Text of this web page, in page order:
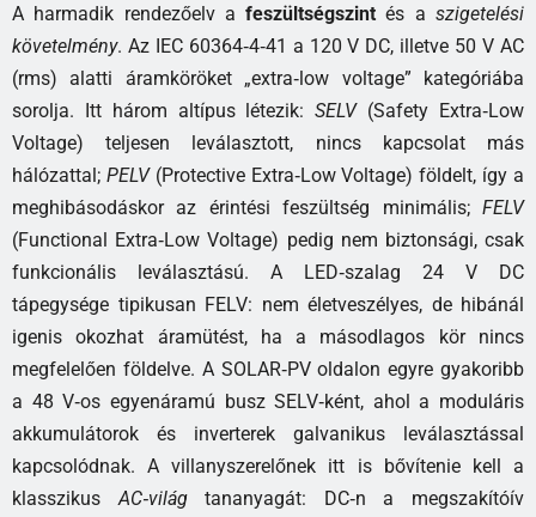
A harmadik rendezőelv afeszültségszint és aszigetelési
követelmény. Az IEC 60364‑4‑41 a 120 V DC, illetve 50 V AC
(rms) alatti áramköröket „extra‑low voltage” kategóriába
sorolja. Itt három altípus létezik:SELV(Safety Extra‑Low
Voltage) teljesen leválasztott, nincs kapcsolat más
hálózattal; PELV(Protective Extra‑Low Voltage) földelt, így a
meghibásodáskor az érintési feszültség minimális; FELV
(Functional Extra‑Low Voltage) pedig nem biztonsági, csak
funkcionális leválasztású. A LED‑szalag 24 V DC
tápegysége tipikusan FELV: nem életveszélyes, de hibánál
igenis okozhat áramütést, ha a másodlagos kör nincs
megfelelően földelve. A SOLAR‑PV oldalon egyre gyakoribb
a 48 V‑os egyenáramú busz SELV‑ként, ahol a moduláris
akkumulátorok és inverterek galvanikus leválasztással
kapcsolódnak. A villanyszerelőnek itt is bővítenie kell a
klasszikusAC‑világtananyagát: DC‑n a megszakítóív